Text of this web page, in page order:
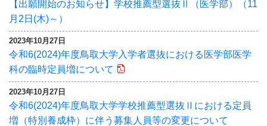
【出願開始のお知らせ】学校推薦型選抜Ⅱ（医学部）（11
月2日(木)～）
2023年10月27日
令和6(2024)年度鳥取大学入学者選抜における医学部医学
科の臨時定員増について
2023年10月27日
令和6(2024)年度鳥取大学学校推薦型選抜Ⅱにおける定員
増（特別養成枠）に伴う募集人員等の変更について